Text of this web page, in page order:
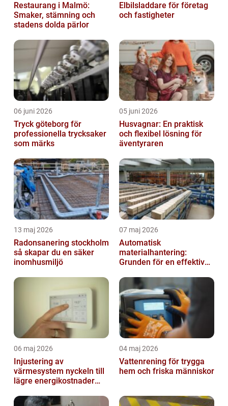
Restaurang i Malmö:
Smaker, stämning och
stadens dolda pärlor
Elbilsladdare för företag
och fastigheter
06 juni 2026
Tryck göteborg för
professionella trycksaker
som märks
05 juni 2026
Husvagnar: En praktisk
och flexibel lösning för
äventyraren
13 maj 2026
Radonsanering stockholm
så skapar du en säker
inomhusmiljö
07 maj 2026
Automatisk
materialhantering:
Grunden för en effektiv
06 maj 2026
Injustering av
värmesystem nyckeln till
lägre energikostnader
inomhusklimat
04 maj 2026
Vattenrening för trygga
hem och friska människor